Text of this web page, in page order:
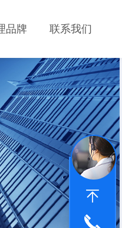
品牌 联系我们